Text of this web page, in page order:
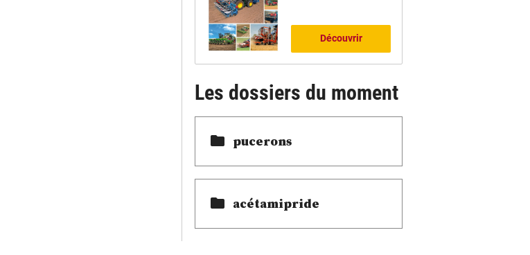
Découvrir
Les dossiers du moment
pucerons
acétamipride